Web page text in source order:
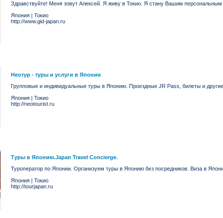
Здравствуйте! Меня зовут Алексей. Я живу в Токио. Я стану Вашим персональным
Япония | Токио
http://www.gid-japan.ru
Неотур - туры и услуги в Японии
Групповые и индивидуальные туры в Японию. Проездные JR Pass, билеты и другие
Япония | Токио
http://neotourist.ru
Туры в Японию.Japan Travel Concierge.
Туроператор по Японии. Организуем туры в Японию без посредников. Виза в
Япония | Токио
http://tourjapan.ru